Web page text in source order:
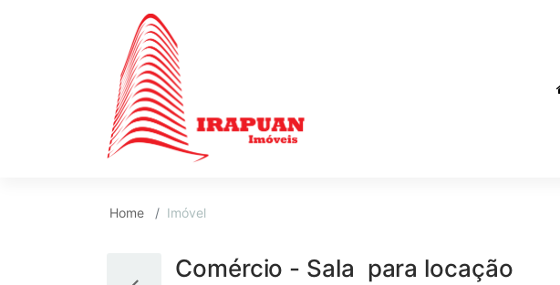
Home Imóvel
Comércio - Sala para locação